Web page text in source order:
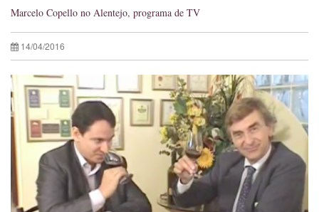
Marcelo Copello no Alentejo, programa de TV
14/04/2016